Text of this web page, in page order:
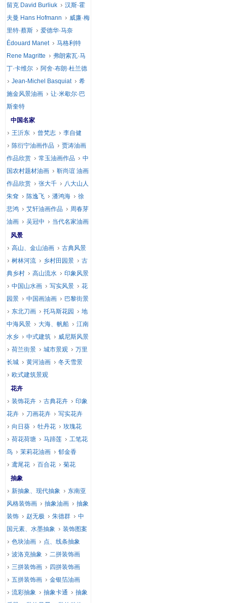
留克 David Burliuk
汉斯·霍
夫曼 Hans Hofmann
威廉·梅
里特·蔡斯
爱德华·马奈
Édouard Manet
马格利特
Rene Magritte
弗朗索瓦·马
丁·卡维尔
阿舍·布朗·杜兰德
Jean-Michel Basquiat
希
施金风景油画
让·米歇尔·巴
斯奎特
中国名家
王沂东
曾梵志
李自健
陈衍宁油画作品
贾涛油画
作品欣赏
常玉油画作品
中
国农村题材油画
靳尚谊 油画
作品欣赏
张大千
八大山人
朱耷
陈逸飞 潘鸿海
徐
悲鸿
艾轩油画作品
周春芽
油画
吴冠中
当代名家油画
风景
高山、金山油画
古典风景
树林河流
乡村田园景
古
典乡村
高山流水
印象风景
中国山水画
写实风景
花
园景
中国画油画
巴黎街景
东北刀画
托马斯花园
地
中海风景
大海、帆船
江南
水乡
中式建筑
威尼斯风景
荷兰街景
城市景观
万里
长城
黄河油画
冬天雪景
欧式建筑景观
花卉
装饰花卉
古典花卉
印象
花卉
刀画花卉
写实花卉
向日葵
牡丹花
玫瑰花
荷花荷塘
马蹄莲
工笔花
鸟
茉莉花油画
郁金香
鸢尾花
百合花
菊花
抽象
新抽象、现代抽象
东南亚
风格装饰画
抽象油画
抽象
装饰
赵无极 朱德群
中
国元素、水墨抽象
装饰图案
色块油画
点、线条抽象
波洛克抽象
二拼装饰画
三拼装饰画
四拼装饰画
五拼装饰画
金银箔油画
流彩抽象
抽象卡通
抽象